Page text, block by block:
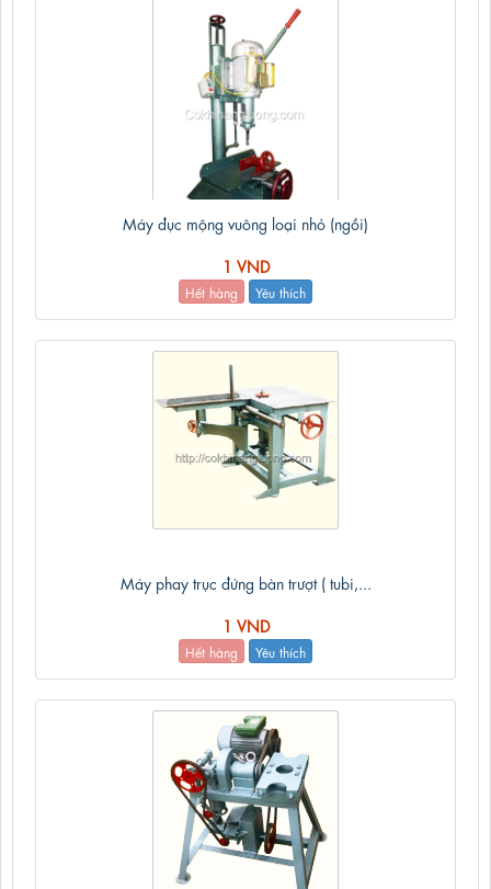
Máy đục mộng vuông loại nhỏ (ngồi)
1 VND
Hết hàng Yêu thích
Máy phay trục đứng bàn trượt ( tubi,...
1 VND
Hết hàng Yêu thích